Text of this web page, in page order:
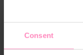
Consent